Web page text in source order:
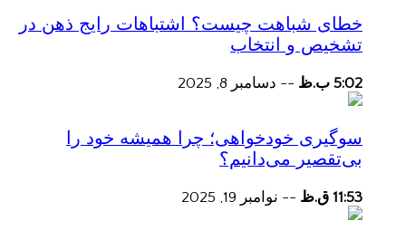
خطای شباهت چیست؟ اشتباهات رایج ذهن در
تشخیص و انتخاب
5:02 ب.ظ -- دسامبر 8, 2025
سوگیری خودخواهی؛ چرا همیشه خود را
بی‌تقصیر می‌دانیم؟
11:53 ق.ظ -- نوامبر 19, 2025